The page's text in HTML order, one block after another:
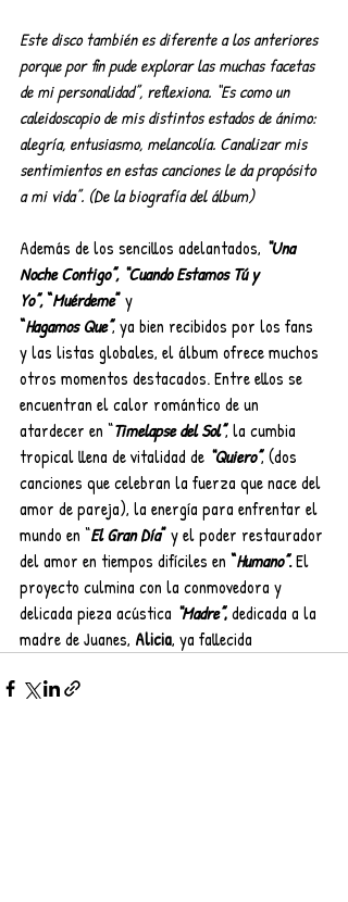
Este disco también es diferente a los anteriores
porque por fin pude explorar las muchas facetas
de mi personalidad”, reflexiona. “Es como un
caleidoscopio de mis distintos estados de ánimo:
alegría, entusiasmo, melancolía. Canalizar mis
sentimientos en estas canciones le da propósito
a mi vida”. (De la biografía del álbum)
Además de los sencillos adelantados, “Una
Noche Contigo”, “Cuando Estamos Tú y
Yo”,“Muérdeme” y
“Hagamos Que”, ya bien recibidos por los fans
y las listas globales, el álbum ofrece muchos
otros momentos destacados. Entre ellos se
encuentran el calor romántico de un
atardecer en “Timelapse del Sol”, la cumbia
tropical llena de vitalidad de “Quiero”, (dos
canciones que celebran la fuerza que nace del
amor de pareja), la energía para enfrentar el
mundo en “El Gran Día” y el poder restaurador
del amor en tiempos difíciles en “Humano”. El
proyecto culmina con la conmovedora y
delicada pieza acústica “Madre”, dedicada a la
madre de Juanes, Alicia, ya fallecida